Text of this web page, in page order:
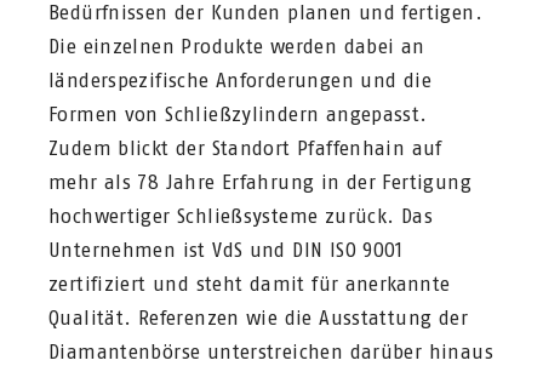
Bedürfnissen der Kunden planen und fertigen.
Die einzelnen Produkte werden dabei an
länderspezifische Anforderungen und die
Formen von Schließzylindern angepasst.
Zudem blickt der Standort Pfaffenhain auf
mehr als 78 Jahre Erfahrung in der Fertigung
hochwertiger Schließsysteme zurück. Das
Unternehmen ist VdS und DIN ISO 9001
zertifiziert und steht damit für anerkannte
Qualität. Referenzen wie die Ausstattung der
Diamantenbörse unterstreichen darüber hinaus